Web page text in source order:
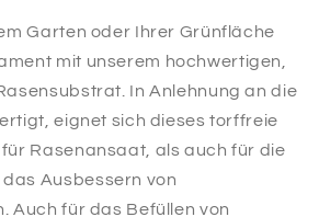
Garten oder Ihrer Grünfläche
mit unserem hochwertigen,
In Anlehnung an die
eignet sich dieses torffreie
Rasenansaat, als auch für die
Ausbessern von
Auch für das Befüllen von